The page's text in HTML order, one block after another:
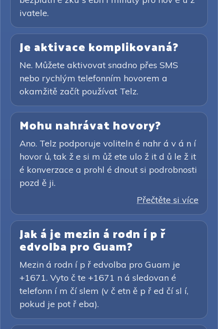
ivatele.
Je aktivace komplikovaná?
Ne. Můžete aktivovat snadno přes SMS
nebo rychlým telefonním hovorem a
okamžitě začít používat Telz.
Mohu nahrávat hovory?
Ano. Telz podporuje voliteln é nahr á v á n í
hovor ů, tak ž e si m ůž ete ulo ž it d ů le ž it
é konverzace a prohl é dnout si podrobnosti
pozd ě ji.
Přečtěte si více
Jak á je mezin á rodn í p ř
edvolba pro Guam?
Mezin á rodn í p ř edvolba pro Guam je
+1671. Vyto č te +1671 n á sledovan é
telefonn í m čí slem (v č etn ě p ř ed čí sl í,
pokud je pot ř eba).